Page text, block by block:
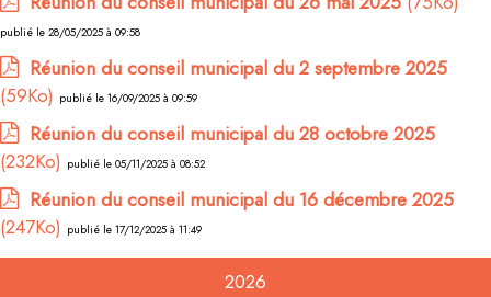
publié le 28/05/2025 à 09:58
Réunion du conseil municipal du 2 septembre 2025
(59Ko) publié le 16/09/2025 à 09:59
Réunion du conseil municipal du 28 octobre 2025
(232Ko) publié le 05/11/2025 à 08:52
Réunion du conseil municipal du 16 décembre 2025
(247Ko) publié le 17/12/2025 à 11:49
2026